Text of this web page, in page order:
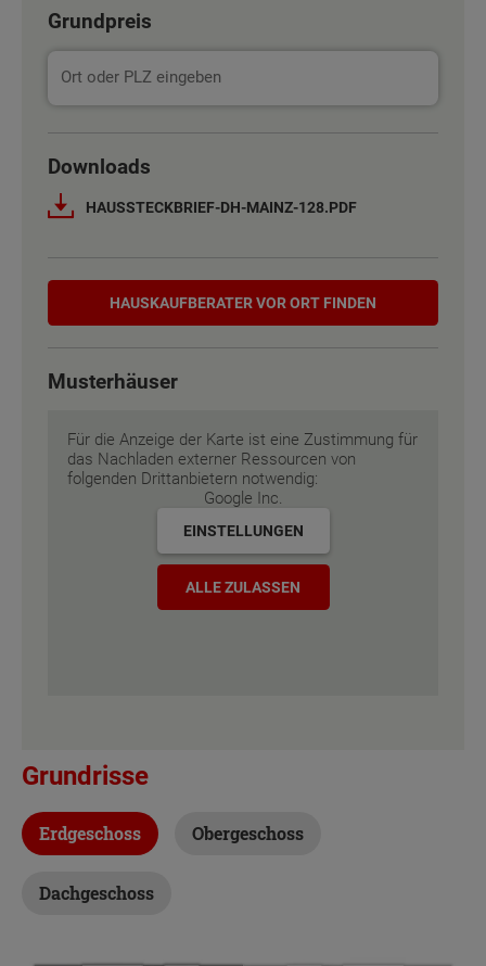
Basisinformation
Etagen 3
Energiestandard EH 55 GEG
Inklusivausstattung
Basisinformation
Etagen 3
Energiestandard EH 55 GEG
Inklusivausstattung
Grundpreis
Downloads
HAUSSTECKBRIEF-DH-MAINZ-128.PDF
Hauskaufberater
HAUSKAUF­BERATER VOR ORT FINDEN
Musterhäuser
Für die Anzeige der Karte ist eine Zustimmung für
das Nachladen externer Ressourcen von
folgenden Drittanbietern notwendig:
Google Inc.
EINSTELLUNGEN
ALLE ZULASSEN
Grundrisse
Erdgeschoss Obergeschoss
Dachgeschoss